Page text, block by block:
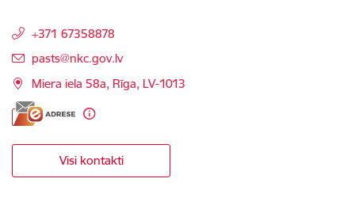
+371 67358878
E-pasts:
pasts@nkc.gov.lv
Miera iela 58a, Rīga, LV-1013
Visi kontakti